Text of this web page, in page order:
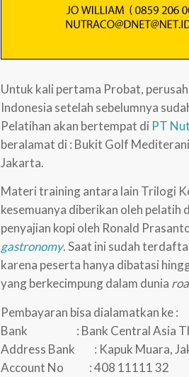
Untuk kali pertama Probat,
Indonesia setelah sebelumnya
Pelatihan akan bertempat di PT
beralamat di : Bukit Golf
Jakarta.
Materi training antara lain Trilogi
kesemuanya diberikan oleh
penyajian kopi oleh Ronald
gastronomy. Saat ini sudah
karena peserta hanya dibatasi
yang berkecimpung dalam dunia
Pembayaran bisa dialamatkan ke :
Bank : Bank Central Asia
Address Bank : Kapuk Muara,
Account No : 408 11111 32